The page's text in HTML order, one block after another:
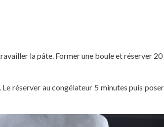
la pâte. Former une boule et réserver
réserver au congélateur 5 minutes puis